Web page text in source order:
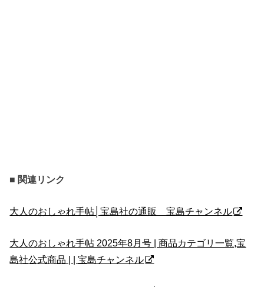
■ 関連リンク
大人のおしゃれ手帖│宝島社の通販 宝島チャンネル
大人のおしゃれ手帖 2025年8月号 | 商品カテゴリ一覧,宝
島社公式商品 | | 宝島チャンネル